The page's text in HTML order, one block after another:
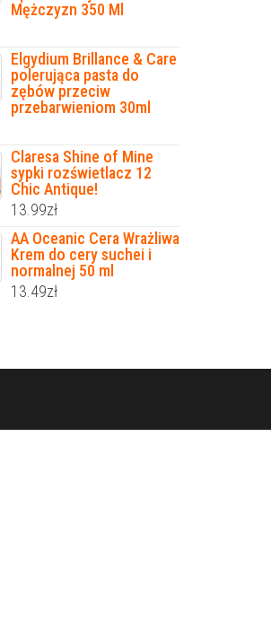
Mężczyzn 350 Ml
Elgydium Brillance & Care
polerująca pasta do
zębów przeciw
przebarwieniom 30ml
Claresa Shine of Mine
sypki rozświetlacz 12
Chic Antique!
13.99zł
AA Oceanic Cera Wrażliwa
Krem do cery suchei i
normalnej 50 ml
13.49zł